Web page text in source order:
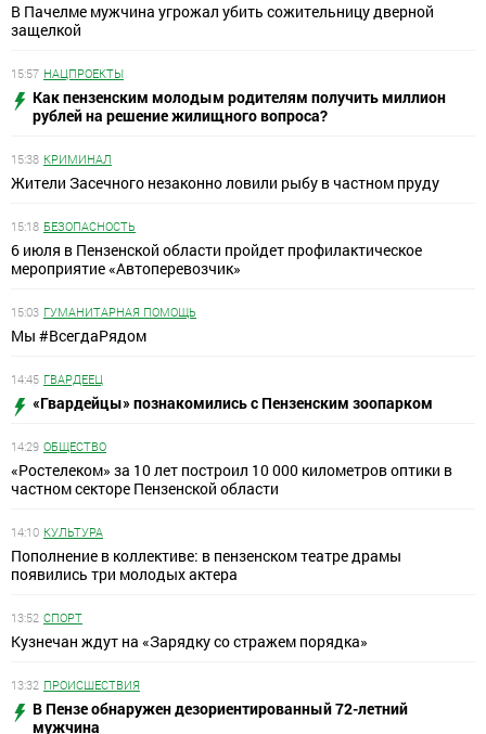
В Пачелме мужчина угрожал убить сожительницу дверной
защелкой
15:57 НАЦПРОЕКТЫ
Как пензенским молодым родителям получить миллион
рублей на решение жилищного вопроса?
15:38 КРИМИНАЛ
Жители Засечного незаконно ловили рыбу в частном пруду
15:18 БЕЗОПАСНОСТЬ
6 июля в Пензенской области пройдет профилактическое
мероприятие «Автоперевозчик»
15:03 ГУМАНИТАРНАЯ ПОМОЩЬ
Мы #ВсегдаРядом
14:45 ГВАРДЕЕЦ
«Гвардейцы» познакомились с Пензенским зоопарком
14:29 ОБЩЕСТВО
«Ростелеком» за 10 лет построил 10 000 километров оптики в
частном секторе Пензенской области
14:10 КУЛЬТУРА
Пополнение в коллективе: в пензенском театре драмы
появились три молодых актера
13:52 СПОРТ
Кузнечан ждут на «Зарядку со стражем порядка»
13:32 ПРОИСШЕСТВИЯ
В Пензе обнаружен дезориентированный 72-летний
мужчина